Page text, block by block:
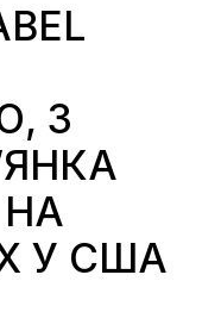
З
У США